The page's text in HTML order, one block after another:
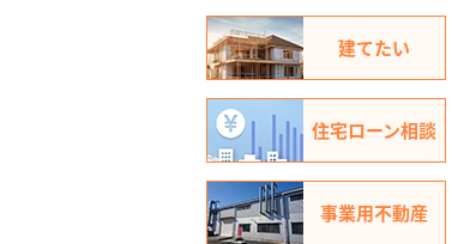
建てたい
住宅ローン相談
事業用不動産